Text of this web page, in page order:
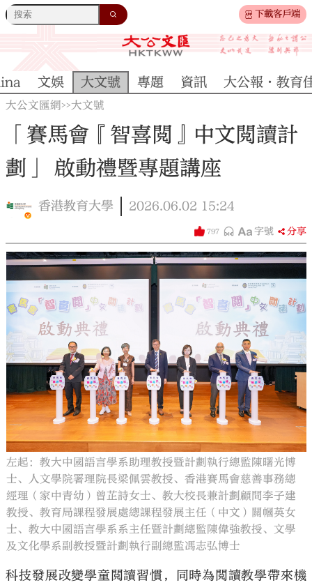
下載客戶端
大公文匯
文娛 大文號 專題 資訊 大公報·教育
大公文匯網>>大文號
「賽馬會『智喜閲』中文閲讀計
劃」 啟動禮暨專題講座
香港教育大學 2026.06.02 15:24
797 字號 分享
左起：教大中國語言學系助理教授暨計劃執行總監陳曙光博
士、人文學院署理院長梁佩雲教授、香港賽馬會慈善事務總
經理（家中青幼）曾芷詩女士、教大校長兼計劃顧問李子建
教授、教育局課程發展處總課程發展主任（中文）關幗英女
士、教大中國語言學系系主任暨計劃總監陳偉強教授、文學
及文化學系副教授暨計劃執行副總監馮志弘博士
科技發展改變學童閲讀習慣，同時為閲讀教學帶來機